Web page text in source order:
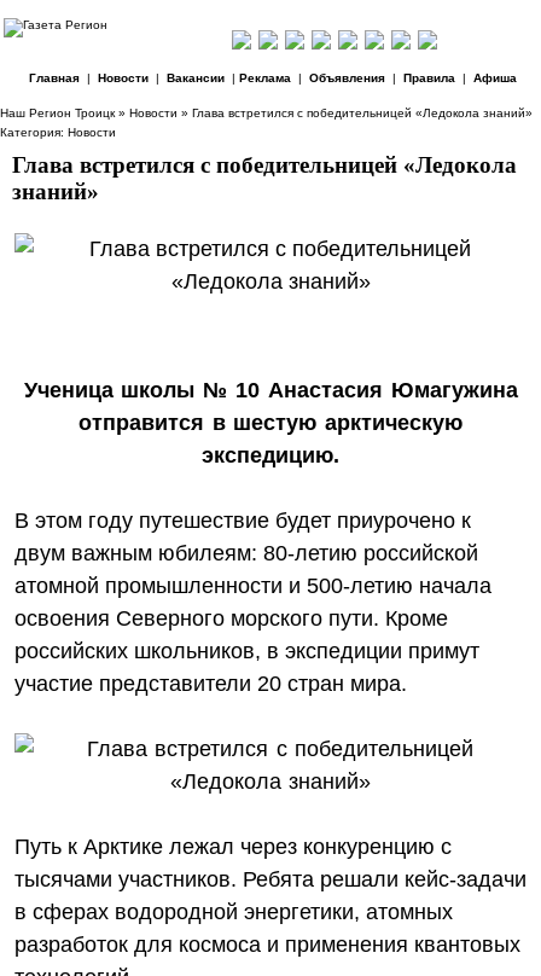
Главная| Новости| Вакансии| Реклама | Объявления| Правила | Афиша
Наш Регион Троицк » Новости » Глава встретился с победительницей «Ледокола знаний»
Категория: Новости
Глава встретился с победительницей «Ледокола
знаний»
Ученица школы № 10 Анастасия Юмагужина
отправится в шестую арктическую
экспедицию.
В этом году путешествие будет приурочено к
двум важным юбилеям: 80-летию российской
атомной промышленности и 500-летию начала
освоения Северного морского пути. Кроме
российских школьников, в экспедиции примут
участие представители 20 стран мира.
Путь к Арктике лежал через конкуренцию с
тысячами участников. Ребята решали кейс-задачи
в сферах водородной энергетики, атомных
разработок для космоса и применения квантовых